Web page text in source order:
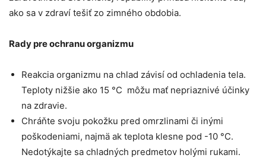
ako sa v zdraví tešiť zo zimného obdobia.
Rady pre ochranu organizmu
Reakcia organizmu na chlad závisí od ochladenia tela.
Teploty nižšie ako 15 °C môžu mať nepriaznivé účinky
na zdravie.
Chráňte svoju pokožku pred omrzlinami či inými
poškodeniami, najmä ak teplota klesne pod -10 °C.
Nedotýkajte sa chladných predmetov holými rukami.